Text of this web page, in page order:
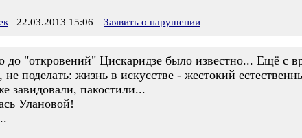
22.03.2013 15:06 Заявить о нарушении
до "откровений" Цискаридзе было известно... Ещё с
поделать: жизнь в искусстве - жестокий
завидовали, пакостили...
Улановой!